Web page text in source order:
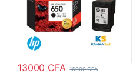
13000 CFA 16000CFA